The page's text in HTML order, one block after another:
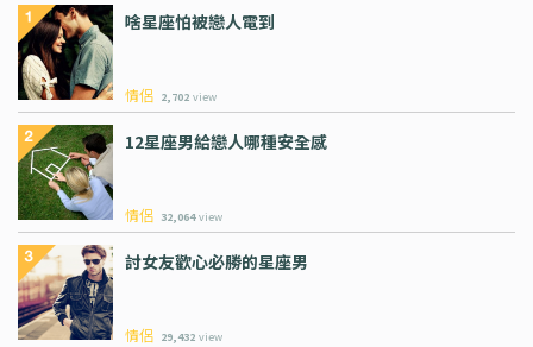
啥星座怕被戀人電到
情侶 2,702 view
12星座男給戀人哪種安全感
情侶 32,064 view
討女友歡心必勝的星座男
情侶 29,432 view